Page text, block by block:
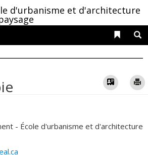
d'urbanisme et d'architecture
Liens
Vcard
- École d'urbanisme et d'architecture